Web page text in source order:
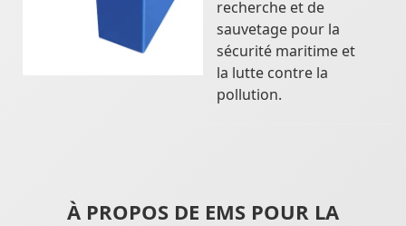
recherche et de
sauvetage pour la
sécurité maritime et
la lutte contre la
pollution.
À PROPOS DE EMS POUR LA